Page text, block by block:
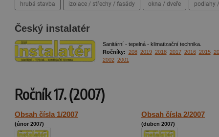
hrubá stavba izolace / střechy / fasády okna / dveře podlahy
Český instalatér
Sanitární - tepelná - klimatizační technika.
Ročníky: 208 2019 2018 2017 2016 2015
2002 2001
Ročník 17. (2007)
Obsah čísla 1/2007
(únor 2007)
Obsah čísla 2/2007
(duben 2007)